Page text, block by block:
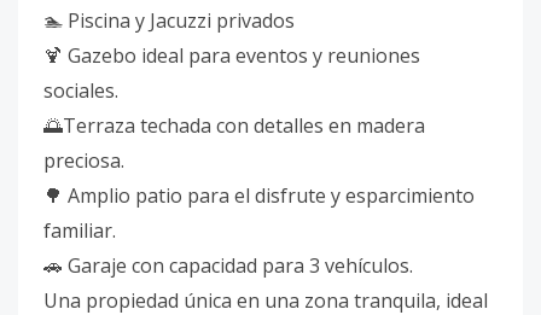
🏊 Piscina y Jacuzzi privados
🍹 Gazebo ideal para eventos y reuniones
sociales.
🌅Terraza techada con detalles en madera
preciosa.
🌳 Amplio patio para el disfrute y esparcimiento
familiar.
🚗 Garaje con capacidad para 3 vehículos.
Una propiedad única en una zona tranquila, ideal